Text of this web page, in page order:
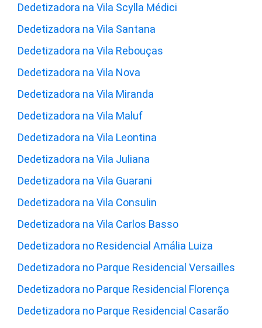
Dedetizadora na Vila Scylla Médici
Dedetizadora na Vila Santana
Dedetizadora na Vila Rebouças
Dedetizadora na Vila Nova
Dedetizadora na Vila Miranda
Dedetizadora na Vila Maluf
Dedetizadora na Vila Leontina
Dedetizadora na Vila Juliana
Dedetizadora na Vila Guarani
Dedetizadora na Vila Consulin
Dedetizadora na Vila Carlos Basso
Dedetizadora no Residencial Amália Luiza
Dedetizadora no Parque Residencial Versailles
Dedetizadora no Parque Residencial Florença
Dedetizadora no Parque Residencial Casarão